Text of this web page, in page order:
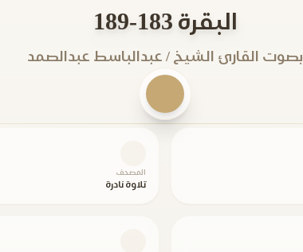
البقرة 183-189
بصوت القارئ الشيخ / عبدالباسط عبدالصمد
المصحف
تلاوة نادرة